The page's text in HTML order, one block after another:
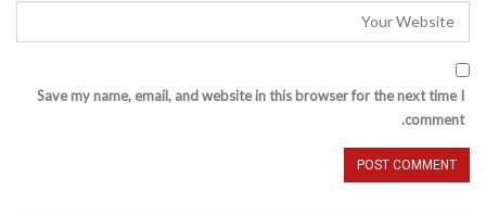
Save my name, email, and website in this browser for the next time I
comment.